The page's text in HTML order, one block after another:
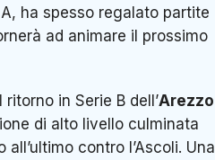
ha spesso regalato partite
ad animare il prossimo
in Serie B dell’Arezzo
di alto livello culminata
contro l’Ascoli. Una